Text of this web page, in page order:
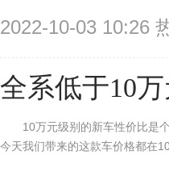
2022-10-03 10:26
全系低于10
10万元级别的新车性价比是
今天我们带来的这款车价格都在